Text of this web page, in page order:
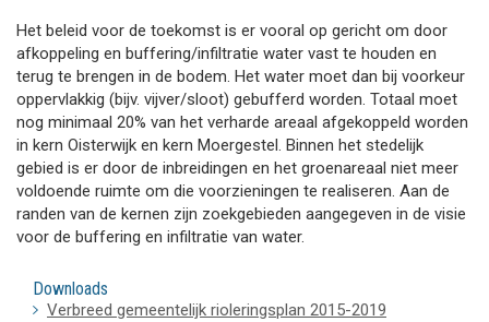
Het beleid voor de toekomst is er vooral op gericht om door
afkoppeling en buffering/infiltratie water vast te houden en
terug te brengen in de bodem. Het water moet dan bij voorkeur
oppervlakkig (bijv. vijver/sloot) gebufferd worden. Totaal moet
nog minimaal 20% van het verharde areaal afgekoppeld worden
in kern Oisterwijk en kern Moergestel. Binnen het stedelijk
gebied is er door de inbreidingen en het groenareaal niet meer
voldoende ruimte om die voorzieningen te realiseren. Aan de
randen van de kernen zijn zoekgebieden aangegeven in de visie
voor de buffering en infiltratie van water.
Downloads
Verbreed gemeentelijk rioleringsplan 2015-2019